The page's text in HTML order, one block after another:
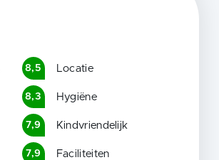
8,5 Locatie
8,3 Hygiëne
7,9 Kindvriendelijk
7,9 Faciliteiten